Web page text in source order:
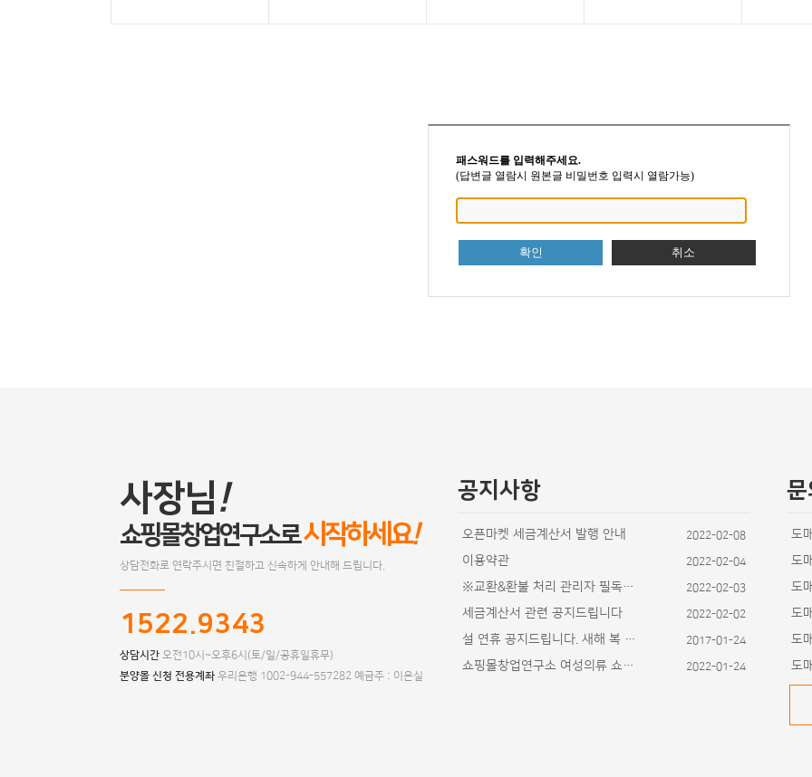
패스워드를 입력해주세요.
(답변글 열람시 원본글 비밀번호 입력시 열람가능)
확인 취소
사장님!
쇼핑몰창업연구소로시작하세요!
상담전화로 연락주시면 친절하고 신속하게 안내해 드립니다.
1522.9343
상담시간 오전10시~오후6시(토/일/공휴일휴무)
분양몰 신청 전용계좌 우리은행 1002-944-557282 예금주 : 이은실
공지사항
오픈마켓 세금계산서 발행 안내 2022-02-08
이용약관 2022-02-04
※교환&환불 처리 관리자 필독사항 2022-02-03
세금계산서 관련 공지드립니다 2022-02-02
설 연휴 공지드립니다. 새해 복 많이 받으세요~ 2017-01-24
쇼핑몰창업연구소 여성의류 쇼핑몰 디자인이 추가 2022-01-24
문
도
도
도
도
도
도